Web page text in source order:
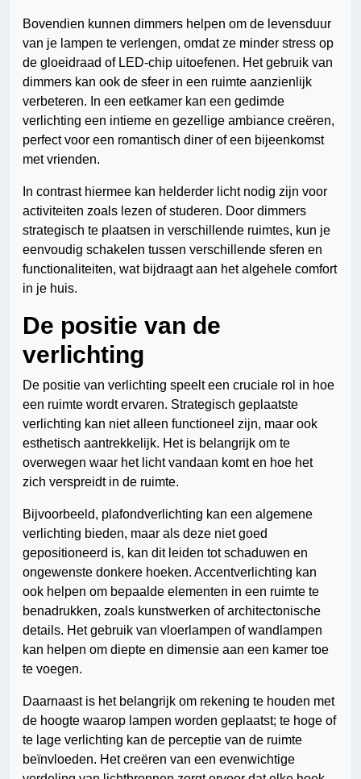
Bovendien kunnen dimmers helpen om de levensduur
van je lampen te verlengen, omdat ze minder stress op
de gloeidraad of LED-chip uitoefenen. Het gebruik van
dimmers kan ook de sfeer in een ruimte aanzienlijk
verbeteren. In een eetkamer kan een gedimde
verlichting een intieme en gezellige ambiance creëren,
perfect voor een romantisch diner of een bijeenkomst
met vrienden.
In contrast hiermee kan helderder licht nodig zijn voor
activiteiten zoals lezen of studeren. Door dimmers
strategisch te plaatsen in verschillende ruimtes, kun je
eenvoudig schakelen tussen verschillende sferen en
functionaliteiten, wat bijdraagt aan het algehele comfort
in je huis.
De positie van de
verlichting
De positie van verlichting speelt een cruciale rol in hoe
een ruimte wordt ervaren. Strategisch geplaatste
verlichting kan niet alleen functioneel zijn, maar ook
esthetisch aantrekkelijk. Het is belangrijk om te
overwegen waar het licht vandaan komt en hoe het
zich verspreidt in de ruimte.
Bijvoorbeeld, plafondverlichting kan een algemene
verlichting bieden, maar als deze niet goed
gepositioneerd is, kan dit leiden tot schaduwen en
ongewenste donkere hoeken. Accentverlichting kan
ook helpen om bepaalde elementen in een ruimte te
benadrukken, zoals kunstwerken of architectonische
details. Het gebruik van vloerlampen of wandlampen
kan helpen om diepte en dimensie aan een kamer toe
te voegen.
Daarnaast is het belangrijk om rekening te houden met
de hoogte waarop lampen worden geplaatst; te hoge of
te lage verlichting kan de perceptie van de ruimte
beïnvloeden. Het creëren van een evenwichtige